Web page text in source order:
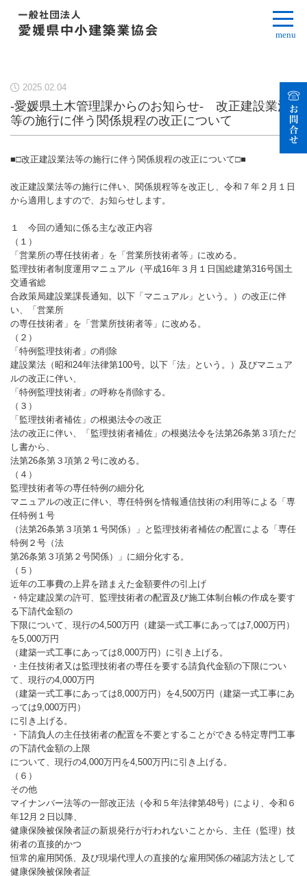
menu
2025.02.04
-愛媛県土木管理課からのお知らせ- 改正建設業法
等の施行に伴う関係規程の改正について
■□改正建設業法等の施行に伴う関係規程の改正について□■
改正建設業法等の施行に伴い、関係規程等を改正し、令和７年２月１日
から適用しますので、お知らせします。
１ 今回の通知に係る主な改正内容
（１）
「営業所の専任技術者」を「営業所技術者等」に改める。
監理技術者制度運用マニュアル（平成16年３月１日国総建第316号国土
交通省総
合政策局建設業課長通知。以下「マニュアル」という。）の改正に伴
い、「営業所
の専任技術者」を「営業所技術者等」に改める。
（２）
「特例監理技術者」の削除
建設業法（昭和24年法律第100号。以下「法」という。）及びマニュア
ルの改正に伴い、
「特例監理技術者」の呼称を削除する。
（３）
「監理技術者補佐」の根拠法令の改正
法の改正に伴い、「監理技術者補佐」の根拠法令を法第26条第３項ただ
し書から、
法第26条第３項第２号に改める。
（４）
監理技術者等の専任特例の細分化
マニュアルの改正に伴い、専任特例を情報通信技術の利用等による「専
任特例１号
（法第26条第３項第１号関係）」と監理技術者補佐の配置による「専任
特例２号（法
第26条第３項第２号関係）」に細分化する。
（５）
近年の工事費の上昇を踏まえた金額要件の引上げ
・特定建設業の許可、監理技術者の配置及び施工体制台帳の作成を要す
る下請代金額の
下限について、現行の4,500万円（建築一式工事にあっては7,000万円）
を5,000万円
（建築一式工事にあっては8,000万円）に引き上げる。
・主任技術者又は監理技術者の専任を要する請負代金額の下限につい
て、現行の4,000万円
（建築一式工事にあっては8,000万円）を4,500万円（建築一式工事にあ
っては9,000万円）
に引き上げる。
・下請負人の主任技術者の配置を不要とすることができる特定専門工事
の下請代金額の上限
について、現行の4,000万円を4,500万円に引き上げる。
（６）
その他
マイナンバー法等の一部改正法（令和５年法律第48号）により、令和６
年12月２日以降、
健康保険被保険者証の新規発行が行われないことから、主任（監理）技
術者の直接的かつ
恒常的雇用関係、及び現場代理人の直接的な雇用関係の確認方法として
健康保険被保険者証